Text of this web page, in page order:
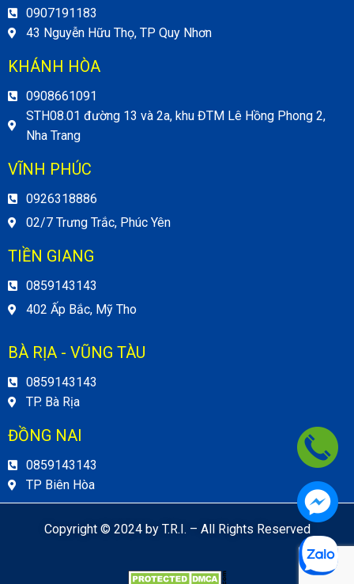
0907191183
43 Nguyễn Hữu Thọ, TP Quy Nhơn
KHÁNH HÒA
0908661091
STH08.01 đường 13 và 2a, khu ĐTM Lê Hồng Phong 2,
Nha Trang
VĨNH PHÚC
0926318886
02/7 Trưng Trắc, Phúc Yên
TIỀN GIANG
0859143143
402 Ấp Bắc, Mỹ Tho
BÀ RỊA - VŨNG TÀU
0859143143
TP. Bà Rịa
ĐỒNG NAI
0859143143
TP Biên Hòa
Copyright © 2024 by T.R.I. – All Rights Reserved